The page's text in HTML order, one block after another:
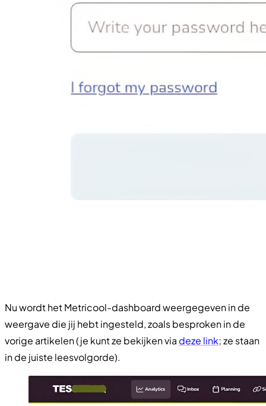
Nu wordt het Metricool-dashboard weergegeven in de
weergave die jij hebt ingesteld, zoals besproken in de
vorige artikelen (je kunt ze bekijken via deze link; ze staan
in de juiste leesvolgorde).